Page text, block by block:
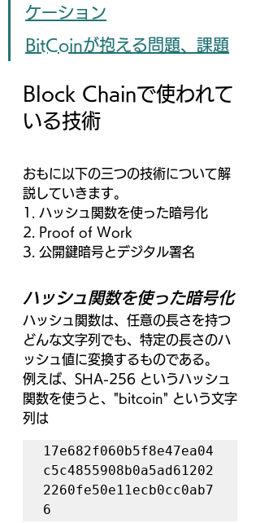
ケーション
BitCoinが抱える問題、課題
Block Chainで使われて
いる技術
おもに以下の三つの技術について解
説していきます。
1. ハッシュ関数を使った暗号化
2. Proof of Work
3. 公開鍵暗号とデジタル署名
ハッシュ関数を使った暗号化
ハッシュ関数は、任意の長さを持つ
どんな文字列でも、特定の長さのハ
ッシュ値に変換するものである。
例えば、SHA-256 というハッシュ
関数を使うと、"bitcoin" という文字
列は
17e682f060b5f8e47ea04
c5c4855908b0a5ad61202
2260fe50e11ecb0cc0ab7
6